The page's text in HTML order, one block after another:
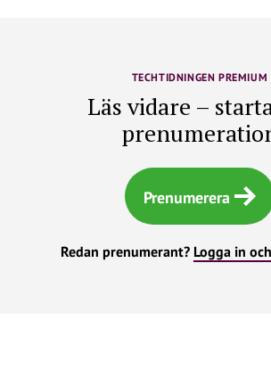
TECHTIDNINGEN PREMIUM
Läs vidare –
Prenumerera
Redan prenumerant? Logga in